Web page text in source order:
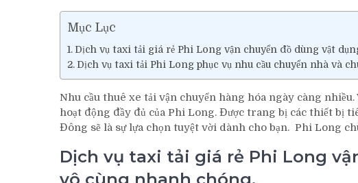
Mục Lục
Dịch vụ taxi tải giá rẻ Phi Long vận chuyển đồ dùng vật
Dịch vụ taxi tải Phi Long phục vụ nhu cầu chuyển nhà và
Nhu cầu thuê xe tải vận chuyển hàng hóa ngày càng
hoạt động đầy đủ của Phi Long. Được trang bị các thiết bị
Đông sẽ là sự lựa chọn tuyệt vời dành cho bạn. Phi Long
Dịch vụ taxi tải giá rẻ Phi Long
vô cùng nhanh chóng.